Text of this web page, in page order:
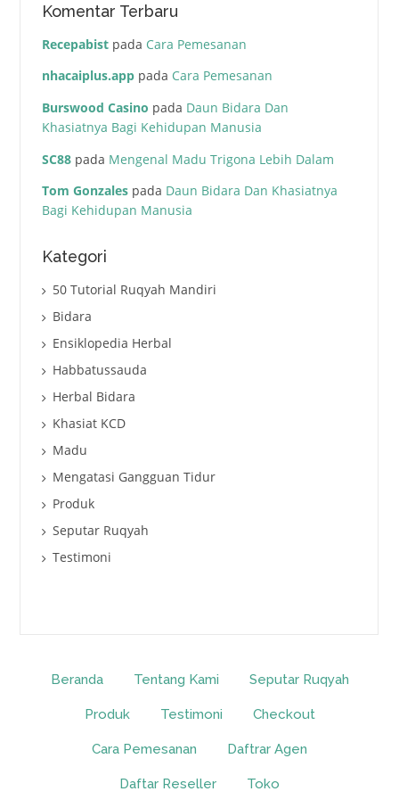
Komentar Terbaru
Recepabistpada Cara Pemesanan
nhacaiplus.apppada Cara Pemesanan
Burswood Casino pada Daun Bidara Dan
Khasiatnya Bagi Kehidupan Manusia
SC88pada Mengenal Madu Trigona Lebih Dalam
Tom Gonzalespada Daun Bidara Dan Khasiatnya
Bagi Kehidupan Manusia
Kategori
50 Tutorial Ruqyah Mandiri
Bidara
Ensiklopedia Herbal
Habbatussauda
Herbal Bidara
Khasiat KCD
Madu
Mengatasi Gangguan Tidur
Produk
Seputar Ruqyah
Testimoni
Beranda Tentang Kami Seputar Ruqyah
Produk Testimoni Checkout
Cara Pemesanan Daftrar Agen
Daftar Reseller Toko